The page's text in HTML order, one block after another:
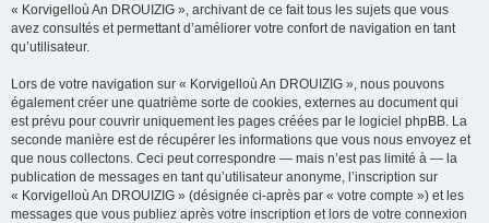
« Korvigelloù An DROUIZIG », archivant de ce fait tous les sujets que vous
avez consultés et permettant d’améliorer votre confort de navigation en tant
qu’utilisateur.
Lors de votre navigation sur « Korvigelloù An DROUIZIG », nous pouvons
également créer une quatrième sorte de cookies, externes au document qui
est prévu pour couvrir uniquement les pages créées par le logiciel phpBB. La
seconde manière est de récupérer les informations que vous nous envoyez et
que nous collectons. Ceci peut correspondre — mais n’est pas limité à — la
publication de messages en tant qu’utilisateur anonyme, l’inscription sur
« Korvigelloù An DROUIZIG » (désignée ci-après par « votre compte ») et les
messages que vous publiez après votre inscription et lors de votre connexion